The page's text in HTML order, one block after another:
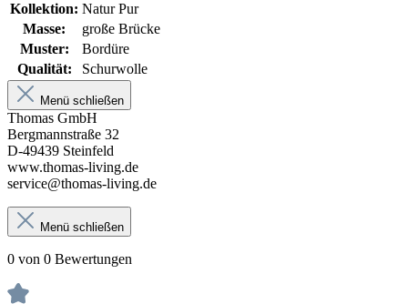
Kollektion: Natur Pur
Masse:
große Brücke
Muster:
Bordüre
Qualität:
Schurwolle
Menü schließen
Thomas GmbH
Bergmannstraße 32
D-49439 Steinfeld
www.thomas-living.de
service@thomas-living.de
Menü schließen
0 von 0 Bewertungen